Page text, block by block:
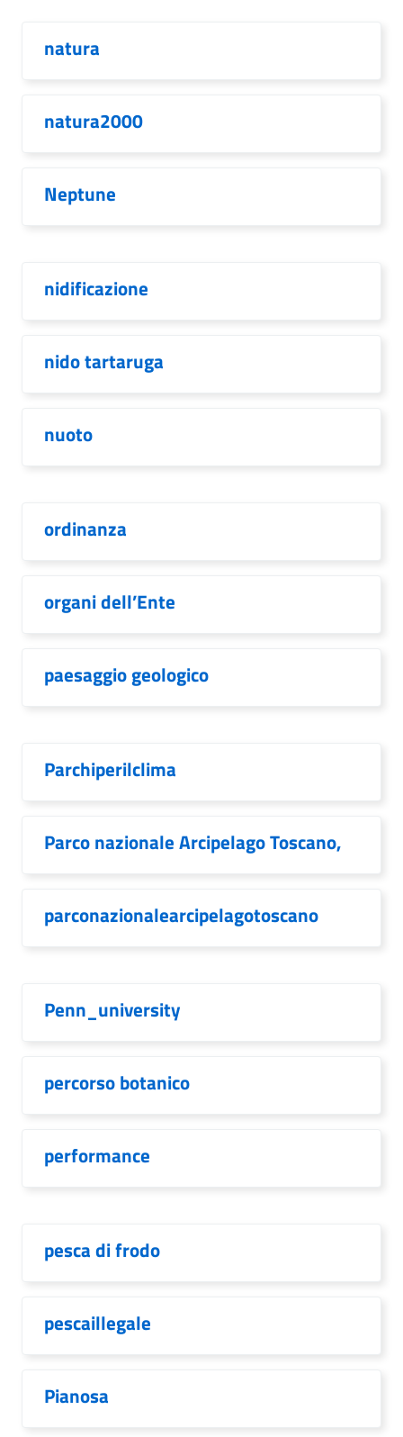
natura
natura2000
Neptune
nidificazione
nido tartaruga
nuoto
ordinanza
organi dell’Ente
paesaggio geologico
Parchiperilclima
Parco nazionale Arcipelago Toscano,
parconazionalearcipelagotoscano
Penn_university
percorso botanico
performance
pesca di frodo
pescaillegale
Pianosa